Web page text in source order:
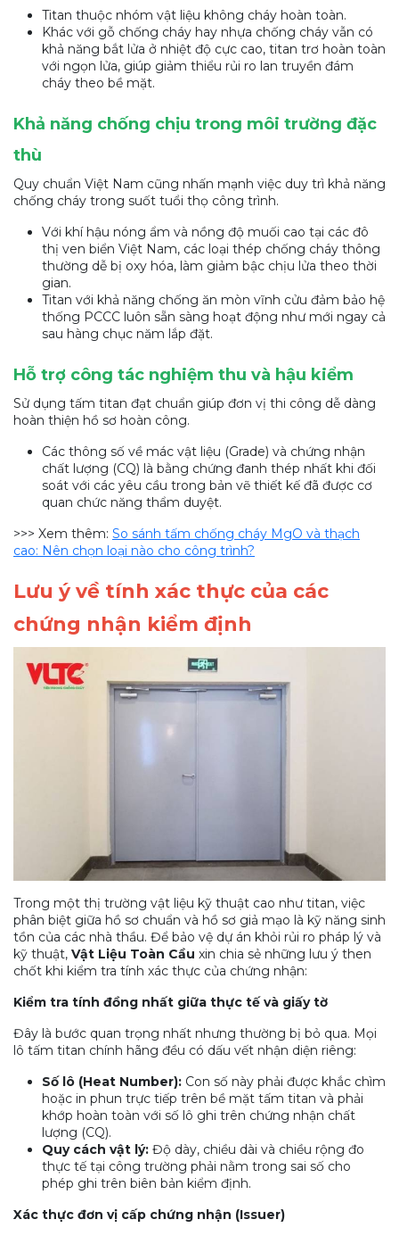
Titan thuộc nhóm vật liệu không cháy hoàn toàn.
Khác với gỗ chống cháy hay nhựa chống cháy vẫn có
khả năng bắt lửa ở nhiệt độ cực cao, titan trơ hoàn toàn
với ngọn lửa, giúp giảm thiểu rủi ro lan truyền đám
cháy theo bề mặt.
Khả năng chống chịu trong môi trường đặc
thù
Quy chuẩn Việt Nam cũng nhấn mạnh việc duy trì khả năng
chống cháy trong suốt tuổi thọ công trình.
Với khí hậu nóng ẩm và nồng độ muối cao tại các đô
thị ven biển Việt Nam, các loại thép chống cháy thông
thường dễ bị oxy hóa, làm giảm bậc chịu lửa theo thời
gian.
Titan với khả năng chống ăn mòn vĩnh cửu đảm bảo hệ
thống PCCC luôn sẵn sàng hoạt động như mới ngay cả
sau hàng chục năm lắp đặt.
Hỗ trợ công tác nghiệm thu và hậu kiểm
Sử dụng tấm titan đạt chuẩn giúp đơn vị thi công dễ dàng
hoàn thiện hồ sơ hoàn công.
Các thông số về mác vật liệu (Grade) và chứng nhận
chất lượng (CQ) là bằng chứng đanh thép nhất khi đối
soát với các yêu cầu trong bản vẽ thiết kế đã được cơ
quan chức năng thẩm duyệt.
>>> Xem thêm: So sánh tấm chống cháy MgO và thạch
cao: Nên chọn loại nào cho công trình?
Lưu ý về tính xác thực của các
chứng nhận kiểm định
Trong một thị trường vật liệu kỹ thuật cao như titan, việc
phân biệt giữa hồ sơ chuẩn và hồ sơ giả mạo là kỹ năng sinh
tồn của các nhà thầu. Để bảo vệ dự án khỏi rủi ro pháp lý và
kỹ thuật, Vật Liệu Toàn Cầu xin chia sẻ những lưu ý then
chốt khi kiểm tra tính xác thực của chứng nhận:
Kiểm tra tính đồng nhất giữa thực tế và giấy tờ
Đây là bước quan trọng nhất nhưng thường bị bỏ qua. Mọi
lô tấm titan chính hãng đều có dấu vết nhận diện riêng:
Số lô (Heat Number): Con số này phải được khắc chìm
hoặc in phun trực tiếp trên bề mặt tấm titan và phải
khớp hoàn toàn với số lô ghi trên chứng nhận chất
lượng (CQ).
Quy cách vật lý: Độ dày, chiều dài và chiều rộng đo
thực tế tại công trường phải nằm trong sai số cho
phép ghi trên biên bản kiểm định.
Xác thực đơn vị cấp chứng nhận (Issuer)